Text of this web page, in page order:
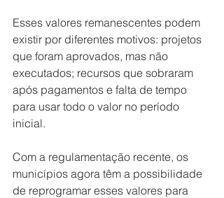
Esses valores remanescentes podem
existir por diferentes motivos: projetos
que foram aprovados, mas não
executados; recursos que sobraram
após pagamentos e falta de tempo
para usar todo o valor no período
inicial.
Com a regulamentação recente, os
municípios agora têm a possibilidade
de reprogramar esses valores para